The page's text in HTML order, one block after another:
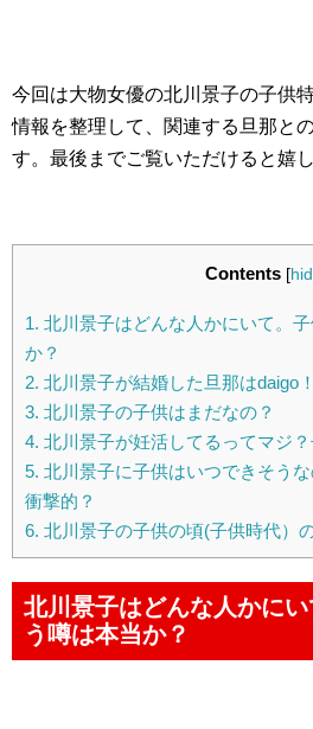
今回は大物女優の北川景子の子供
情報を整理して、関連する旦那と
す。最後までご覧いただけると嬉し
Contents [
1. 北川景子はどんな人かにいて。
か？
2. 北川景子が結婚した旦那はdaigo
3. 北川景子の子供はまだなの？
4. 北川景子が妊活してるってマジ
5. 北川景子に子供はいつできそう
衝撃的？
6. 北川景子の子供の頃(子供時代）
北川景子はどんな人かに
う噂は本当か？